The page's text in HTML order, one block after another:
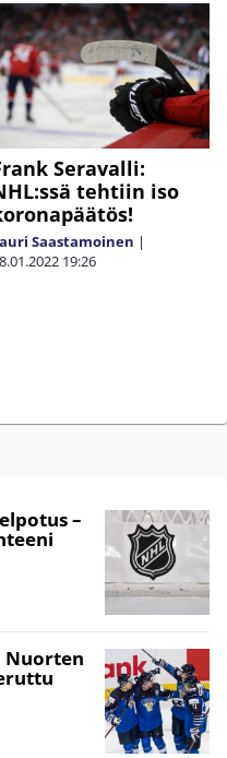
Seravalli:
tehtiin iso
Saastamoinen |
19:26
–
Nuorten